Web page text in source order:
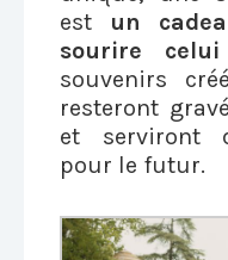
est un
sourire
souvenirs
resteront
et serviront
pour le futur.